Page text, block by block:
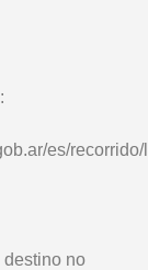
es/recorrido/
destino no